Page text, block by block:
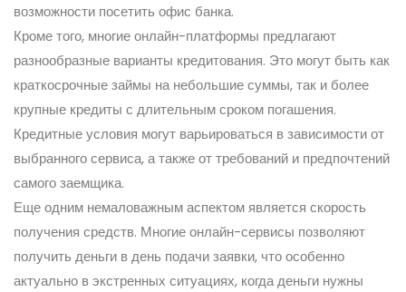
возможности посетить офис банка.
Кроме того, многие онлайн-платформы предлагают
разнообразные варианты кредитования. Это могут быть как
краткосрочные займы на небольшие суммы, так и более
крупные кредиты с длительным сроком погашения.
Кредитные условия могут варьироваться в зависимости от
выбранного сервиса, а также от требований и предпочтений
самого заемщика.
Еще одним немаловажным аспектом является скорость
получения средств. Многие онлайн-сервисы позволяют
получить деньги в день подачи заявки, что особенно
актуально в экстренных ситуациях, когда деньги нужны